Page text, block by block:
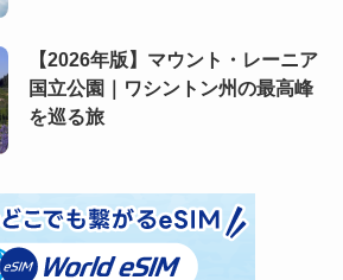
【2026年版】マウント・レーニア
国立公園｜ワシントン州の最高峰
を巡る旅